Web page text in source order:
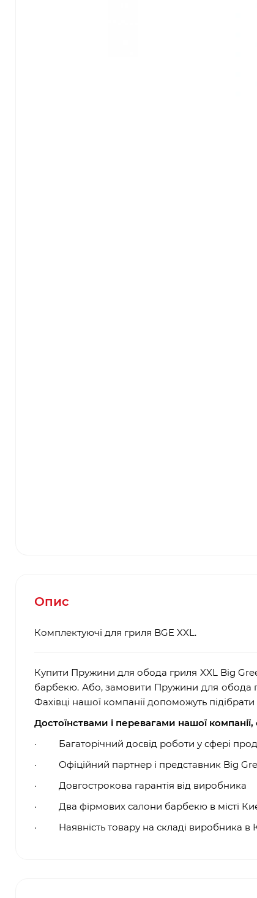
Опис
Комплектуючі для гриля BGE XXL.
Купити Пружини для обода гриля XXL Big
барбекю. Або, замовити Пружини для обода
Фахівці нашої компанії допоможуть
Достоїнствами і перевагами нашої компанії,
·
Багаторічний досвід роботи у сфері
·
Офіційний партнер і представник Big
·
Довгострокова гарантія від виробника
·
Два фірмових салони барбекю в місті
·
Наявність товару на складі виробника в